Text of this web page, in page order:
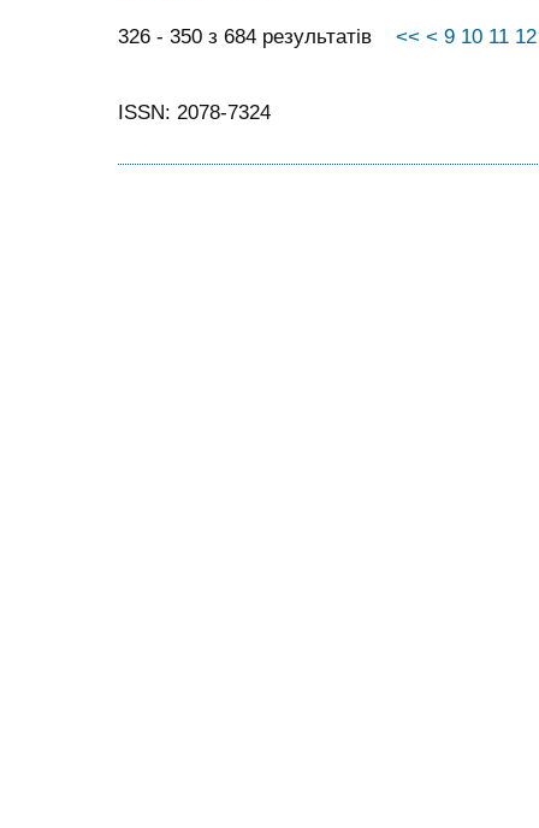
326 - 350 з 684 результатів << < 9 10 11 12
ISSN: 2078-7324